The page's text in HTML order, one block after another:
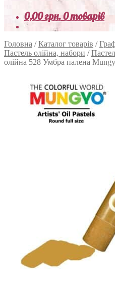
0,00грн.0 товарів
Головна /Каталог товарів /
Пастель олійна, набори /
олійна 528 Умбра палена